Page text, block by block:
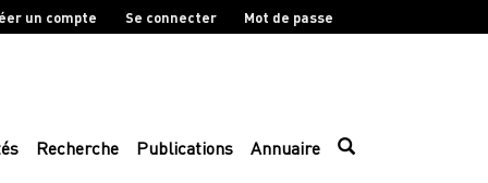
un compte Se connecter Mot de passe
Recherche Publications Annuaire